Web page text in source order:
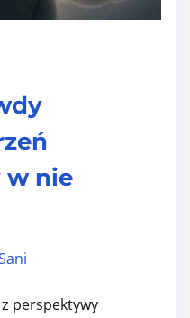
w nie
perspektywy